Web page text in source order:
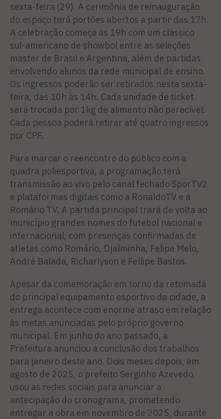
sexta-feira (29). A cerimônia de reinauguração
do espaço terá portões abertos a partir das 17h.
A celebração começa às 19h com um clássico
sul-americano de showbol entre as seleções
master de Brasil e Argentina, além de partidas
envolvendo alunos da rede municipal de ensino.
Os ingressos poderão ser retirados nesta sexta-
feira, das 10h às 14h. Cada unidade de ticket
será trocada por 1kg de alimento não perecível.
Cada pessoa poderá retirar até quatro ingressos
por CPF.
Para marcar o reencontro do público com a
quadra poliesportiva, a programação terá
transmissão ao vivo pelo canal fechado SporTV2
e plataformas digitais como a RonaldoTV e a
Romário TV. A partida principal trará de volta ao
município grandes nomes do futebol nacional e
internacional, com presenças confirmadas de
atletas como Romário, Djalminha, Felipe Melo,
André Balada, Richarlyson e Fellipe Bastos.
Apesar da comemoração em torno da retomada
do principal equipamento esportivo da cidade, a
entrega acontece com enorme atraso em relação
às metas anunciadas pelo próprio governo
municipal. Em junho do ano passado, a
Prefeitura anunciou a conclusão dos trabalhos
para janeiro deste ano. Dois meses depois, em
agosto de 2025, o prefeito Serginho Azevedo
usou as redes sociais para anunciar a
antecipação do cronograma, prometendo
entregar a obra em novembro de 2025, durante